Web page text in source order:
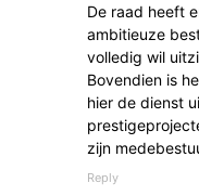
De raad heeft
ambitieuze
volledig wil
Bovendien is
hier de dienst
zijn
Reply